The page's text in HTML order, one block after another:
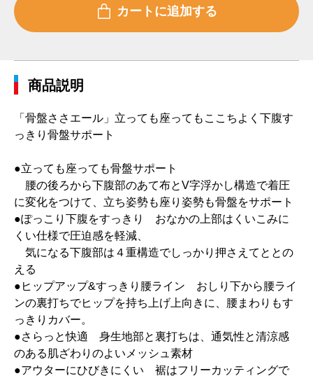
商品説明
「骨盤ささエール」立っても座ってもここちよく下腹す
っきり骨盤サポート
●立っても座っても骨盤サポート
腰の後ろから下腹部のあて布とV字浮かし構造で着圧
に変化をつけて、立ち姿勢も座り姿勢も骨盤をサポート
●ぽっこり下腹をすっきり おなかの上部はくいこみに
くい仕様で圧迫感を軽減、
気になる下腹部は４重構造でしっかり押さえてととの
える
●ヒップアップ&すっきり腰ライン おしり下から腰ライ
ンの裏打ちでヒップを持ち上げ上向きに、腰まわりもす
っきりカバー。
●さらっと快適 身生地部と裏打ちは、通気性と清涼感
のある肌ざわりのよいメッシュ素材
●アウターにひびきにくい 裾はフリーカッティングで